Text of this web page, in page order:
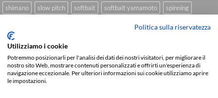
shimano
slow pitch softbait softbait yamamoto
spinning
trecciato trolling tubertini
Sviluppato daWe Blink Design
Politica sulla riservatezza
Utilizziamo i cookie
Potremmo posizionarli per l'analisi dei dati dei nostri visitatori, per migliorare il
nostro sito Web, mostrare contenuti personalizzati e offrirti un'esperienza di
navigazione eccezionale. Per ulteriori informazioni sui cookie utilizziamo aprire
le impostazioni.